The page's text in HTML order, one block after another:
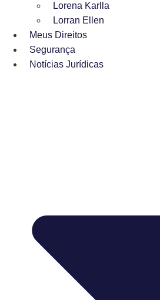
Lorena Karlla
Lorran Ellen
Meus Direitos
Segurança
Notícias Jurídicas